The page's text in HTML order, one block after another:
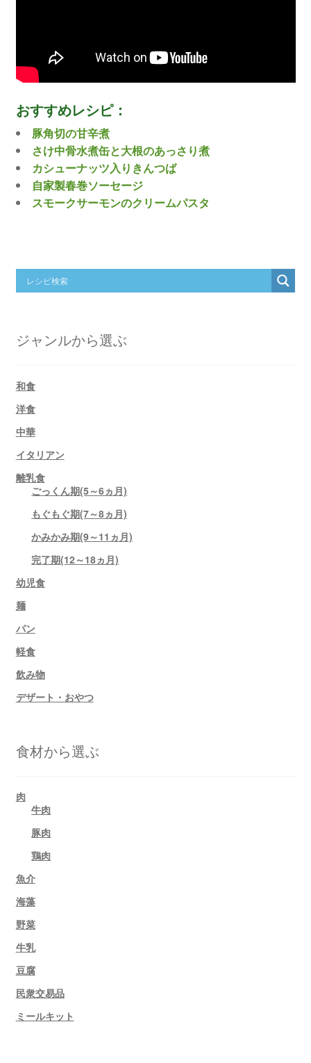
おすすめレシピ：
豚角切の甘辛煮
さけ中骨水煮缶と大根のあっさり煮
カシューナッツ入りきんつば
自家製春巻ソーセージ
スモークサーモンのクリームパスタ
ジャンルから選ぶ
和食
洋食
中華
イタリアン
離乳食
ごっくん期(5～6ヵ月)
もぐもぐ期(7～8ヵ月)
かみかみ期(9～11ヵ月)
完了期(12～18ヵ月)
幼児食
麺
パン
軽食
飲み物
デザート・おやつ
食材から選ぶ
肉
牛肉
豚肉
鶏肉
魚介
海藻
野菜
牛乳
豆腐
民衆交易品
ミールキット